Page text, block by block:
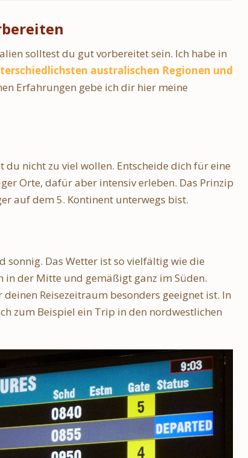
solltest du gut vorbereitet sein. Ich habe in
australischen Regionen und
Erfahrungen gebe ich dir hier meine
nicht zu viel wollen. Entscheide dich für eine
Orte, dafür aber intensiv erleben. Das Prinzip
auf dem 5. Kontinent unterwegs bist.
sonnig. Das Wetter ist so vielfältig wie die
der Mitte und gemäßigt ganz im Süden.
Reisezeitraum besonders geeignet ist. In
zum Beispiel ein Trip in den nordwestlichen